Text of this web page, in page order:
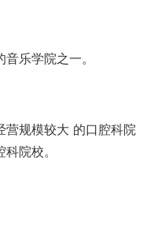
乐学院之一。
规模较大 的口腔科院
院校。